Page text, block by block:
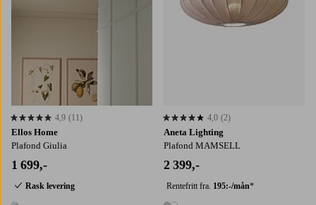
Ellos Home
Plafond Giulia
1 699,-
Rask levering
4,9 basert på 11 karaktergivninger
4,9 (11)
Aneta Lighting
Plafond MAMSELL
2 399,-
Rentefritt fra. 195:-/mån*
4,0 basert på 2 karaktergivninger
4,0 (2)